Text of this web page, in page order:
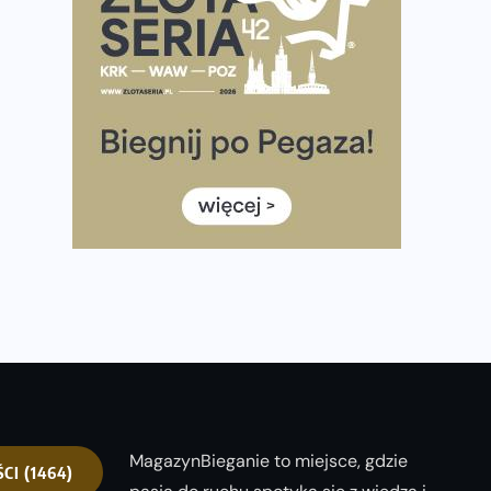
półmaratonem
Już w tę sobotę 35. Bieg Powstania Warszawskiego.
Wystartuje rekordowa liczba uczestników
poradnik przed startem
Ile razy w tygodniu biegać? 3 treningi wystarczą? Jak
często biegać, żeby robić postępy
Już w ten weekend! Przed nami Nocny Portowy
(1464)
MagazynBieganie to miejsce, gdzie